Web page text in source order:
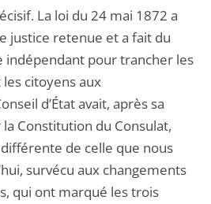
La loi du 24 mai 1872 a
justice retenue et a fait du
indépendant pour trancher les
citoyens aux
d’État avait, après sa
Constitution du Consulat,
de celle que nous
survécu aux changements
qui ont marqué les trois